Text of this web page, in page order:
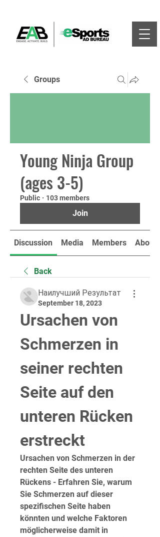
Groups
Young Ninja Group
(ages 3-5)
Public · 103 members
Join
Discussion Media Members About
Back
Наилучший Результат
September 18, 2023
Ursachen von
Schmerzen in
seiner rechten
Seite auf den
unteren Rücken
erstreckt
Ursachen von Schmerzen in der
rechten Seite des unteren
Rückens - Erfahren Sie, warum
Sie Schmerzen auf dieser
spezifischen Seite haben
könnten und welche Faktoren
möglicherweise damit in